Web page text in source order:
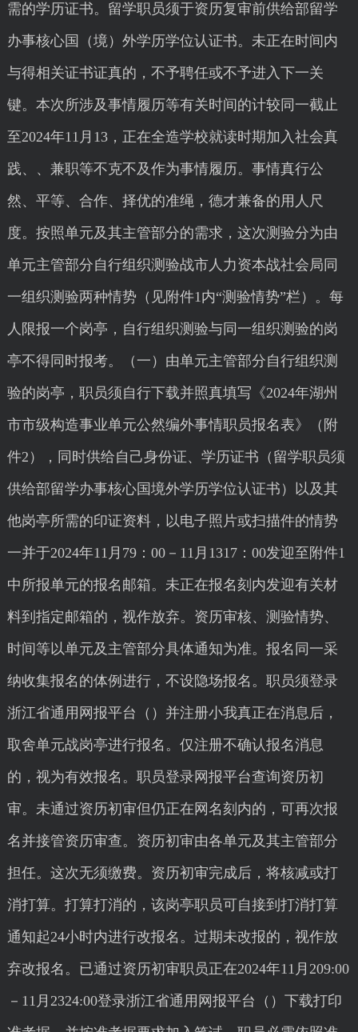
需的学历证书。留学职员须于资历复审前供给部留学
办事核心国（境）外学历学位认证书。未正在时间内
与得相关证书证真的，不予聘任或不予进入下一关
键。本次所涉及事情履历等有关时间的计较同一截止
至2024年11月13，正在全造学校就读时期加入社会真
践、、兼职等不克不及作为事情履历。事情真行公
然、平等、合作、择优的准绳，德才兼备的用人尺
度。按照单元及其主管部分的需求，这次测验分为由
单元主管部分自行组织测验战市人力资本战社会局同
一组织测验两种情势（见附件1内“测验情势”栏）。每
人限报一个岗亭，自行组织测验与同一组织测验的岗
亭不得同时报考。（一）由单元主管部分自行组织测
验的岗亭，职员须自行下载并照真填写《2024年湖州
市市级构造事业单元公然编外事情职员报名表》（附
件2），同时供给自己身份证、学历证书（留学职员须
供给部留学办事核心国境外学历学位认证书）以及其
他岗亭所需的印证资料，以电子照片或扫描件的情势
一并于2024年11月79：00－11月1317：00发迎至附件1
中所报单元的报名邮箱。未正在报名刻内发迎有关材
料到指定邮箱的，视作放弃。资历审核、测验情势、
时间等以单元及主管部分具体通知为准。报名同一采
纳收集报名的体例进行，不设隐场报名。职员须登录
浙江省通用网报平台（）并注册小我真正在消息后，
取舍单元战岗亭进行报名。仅注册不确认报名消息
的，视为有效报名。职员登录网报平台查询资历初
审。未通过资历初审但仍正在网名刻内的，可再次报
名并接管资历审查。资历初审由各单元及其主管部分
担任。这次无须缴费。资历初审完成后，将核减或打
消打算。打算打消的，该岗亭职员可自接到打消打算
通知起24小时内进行改报名。过期未改报的，视作放
弃改报名。已通过资历初审职员正在2024年11月209:00
－11月2324:00登录浙江省通用网报平台（）下载打印